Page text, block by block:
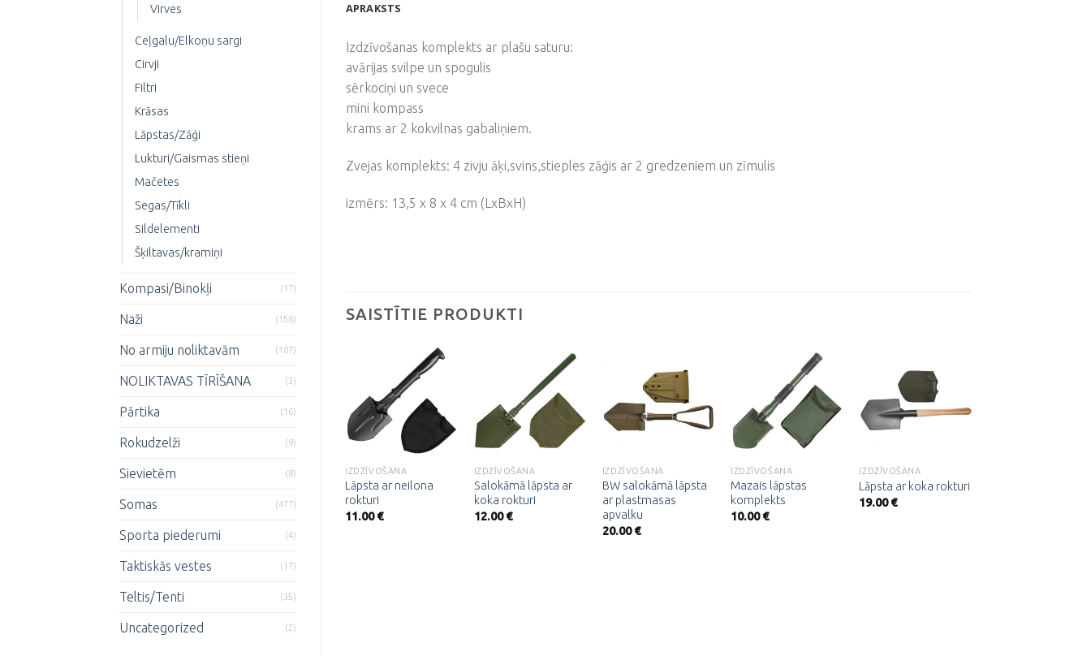
Virves
Ceļgalu/Elkoņu sargi
Cirvji
Filtri
Krāsas
Lāpstas/Zāģi
Lukturi/Gaismas stieņi
Mačetes
Segas/Tīkli
Sildelementi
Šķiltavas/kramiņi
Kompasi/Binokļi (17)
Naži (156)
No armiju noliktavām (107)
NOLIKTAVAS TĪRĪŠANA (3)
Pārtika (16)
Rokudzelži (9)
Sievietēm (8)
Somas (477)
Sporta piederumi (4)
Taktiskās vestes (17)
Teltis/Tenti (35)
Uncategorized (2)
APRAKSTS
Izdzīvošanas komplekts ar plašu saturu:
avārijas svilpe un spogulis
sērkociņi un svece
mini kompass
krams ar 2 kokvilnas gabaliņiem.
Zvejas komplekts: 4 zivju āķi,svins,stieples zāģis ar 2 gredzeniem un zīmulis
izmērs: 13,5 x 8 x 4 cm (LxBxH)
SAISTĪTIE PRODUKTI
Pievienot
sarakstam
IZDZĪVOŠANA
Lāpsta ar neilona
rokturi
11.00€
Pievienot
sarakstam
IZDZĪVOŠANA
Salokāmā lāpsta ar
koka rokturi
12.00€
Pievienot
vēlmju
IZDZĪVOŠANA
BW salokāmā lāpsta
ar plastmasas
apvalku
20.00€
Pievienot
vēlmju
sarakstam
IZDZĪVOŠANA
Mazais lāpstas
komplekts
10.00€
Pievienot
IZDZĪVOŠANA
Lāpsta ar koka rokturi
19.00€
Pievienot
sarakstam
IZDZĪVOŠANA
lampai
Pievienot
sarakstam